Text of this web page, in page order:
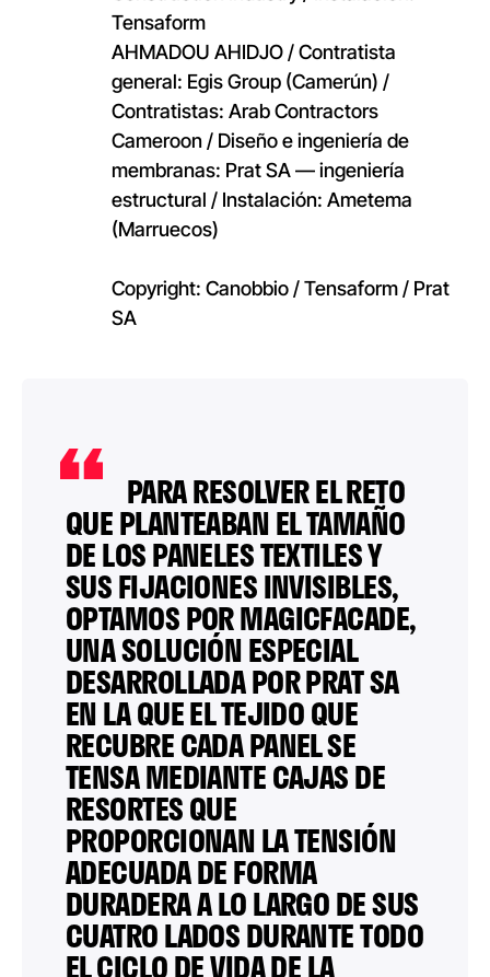
Tensaform
AHMADOU AHIDJO / Contratista
general: Egis Group (Camerún) /
Contratistas: Arab Contractors
Cameroon / Diseño e ingeniería de
membranas: Prat SA — ingeniería
estructural / Instalación: Ametema
(Marruecos)
Copyright: Canobbio / Tensaform / Prat
SA
PARA RESOLVER EL RETO
QUE PLANTEABAN EL TAMAÑO
DE LOS PANELES TEXTILES Y
SUS FIJACIONES INVISIBLES,
OPTAMOS POR MAGICFACADE,
UNA SOLUCIÓN ESPECIAL
DESARROLLADA POR PRAT SA
EN LA QUE EL TEJIDO QUE
RECUBRE CADA PANEL SE
TENSA MEDIANTE CAJAS DE
RESORTES QUE
PROPORCIONAN LA TENSIÓN
ADECUADA DE FORMA
DURADERA A LO LARGO DE SUS
CUATRO LADOS DURANTE TODO
EL CICLO DE VIDA DE LA